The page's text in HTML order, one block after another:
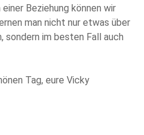
Beziehung können wir
man nicht nur etwas über
sondern im besten Fall auch
Tag, eure Vicky